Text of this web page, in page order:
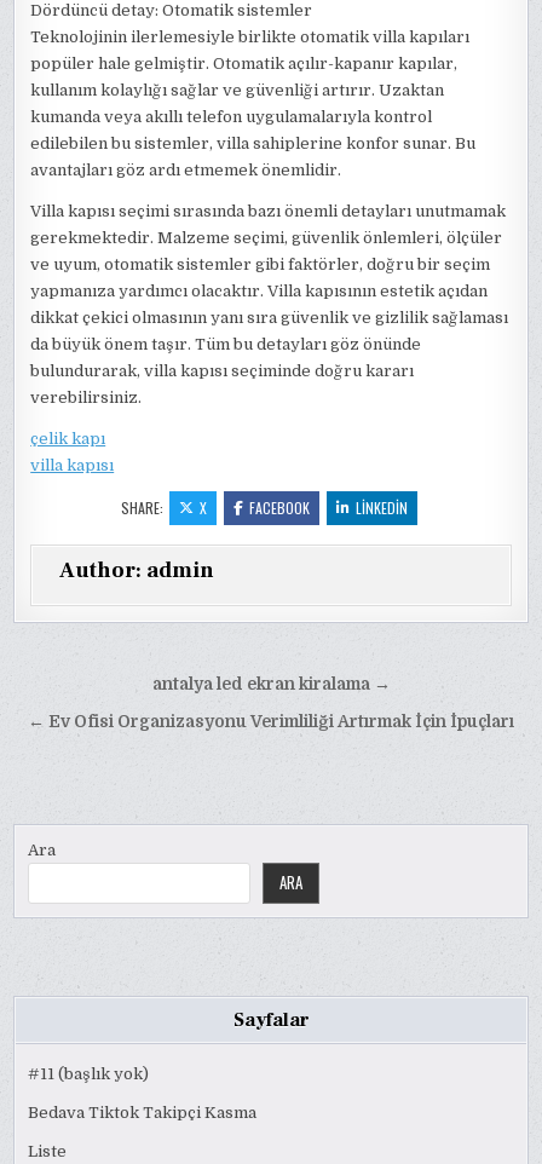
Dördüncü detay: Otomatik sistemler
Teknolojinin ilerlemesiyle birlikte otomatik villa kapıları
popüler hale gelmiştir. Otomatik açılır-kapanır kapılar,
kullanım kolaylığı sağlar ve güvenliği artırır. Uzaktan
kumanda veya akıllı telefon uygulamalarıyla kontrol
edilebilen bu sistemler, villa sahiplerine konfor sunar. Bu
avantajları göz ardı etmemek önemlidir.
Villa kapısı seçimi sırasında bazı önemli detayları unutmamak
gerekmektedir. Malzeme seçimi, güvenlik önlemleri, ölçüler
ve uyum, otomatik sistemler gibi faktörler, doğru bir seçim
yapmanıza yardımcı olacaktır. Villa kapısının estetik açıdan
dikkat çekici olmasının yanı sıra güvenlik ve gizlilik sağlaması
da büyük önem taşır. Tüm bu detayları göz önünde
bulundurarak, villa kapısı seçiminde doğru kararı
verebilirsiniz.
çelik kapı
villa kapısı
SHARE: X FACEBOOK LINKEDIN
Author: admin
gezinmesi
antalya led ekran kiralama →
← Ev Ofisi Organizasyonu Verimliliği Artırmak İçin İpuçları
Ara
ARA
Sayfalar
#11 (başlık yok)
Bedava Tiktok Takipçi Kasma
Liste